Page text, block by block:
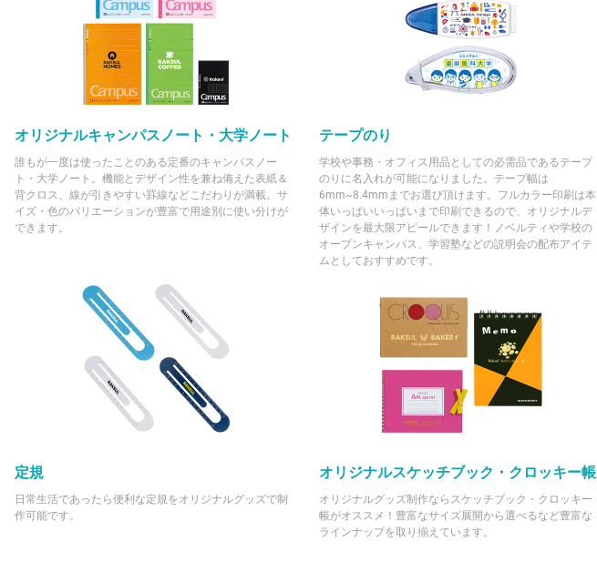
オリジナルキャンパスノート・大学ノート
誰もが一度は使ったことのある定番のキャンパスノー
ト・大学ノート。機能とデザイン性を兼ね備えた表紙＆
背クロス、線が引きやすい罫線などこだわりが満載。サ
イズ・色のバリエーションが豊富で用途別に使い分けが
できます。
テープのり
学校や事務・オフィス用品としての必需品であるテープ
のりに名入れが可能になりました。テープ幅は
6mm~8.4mmまでお選び頂けます。フルカラー印刷は本
体いっぱいいっぱいまで印刷できるので、オリジナルデ
ザインを最大限アピールできます！ノベルティや学校の
オープンキャンパス、学習塾などの説明会の配布アイテ
ムとしておすすめです。
定規
日常生活であったら便利な定規をオリジナルグッズで制
作可能です。
オリジナルスケッチブック・クロッキー帳
オリジナルグッズ制作ならスケッチブック・クロッキー
帳がオススメ！豊富なサイズ展開から選べるなど豊富な
ラインナップを取り揃えています。